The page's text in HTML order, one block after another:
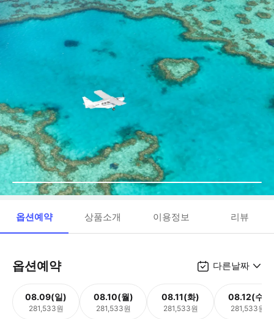
옵션예약 상품소개 이용정보 리뷰
옵션예약 다른날짜
08.09(일)
281,533원
08.10(월)
281,533원
08.11(화)
281,533원
08.12(수)
281,533원